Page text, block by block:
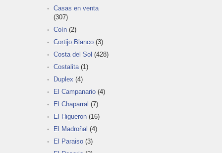
Casas en venta
(307)
Coín (2)
Cortijo Blanco (3)
Costa del Sol (428)
Costalita (1)
Duplex (4)
El Campanario (4)
El Chaparral (7)
El Higueron (16)
El Madroñal (4)
El Paraiso (3)